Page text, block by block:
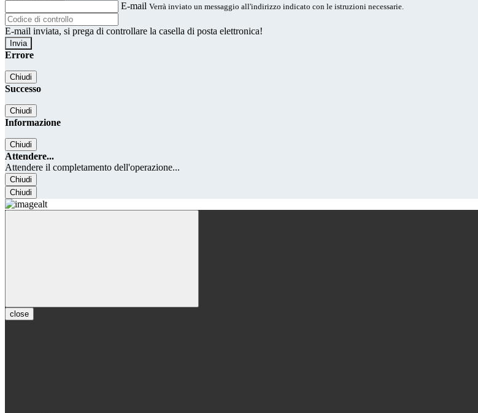
E-mail Verrà inviato un messaggio all'indirizzo indicato con le istruzioni necessarie.
E-mail inviata, si prega di controllare la casella di posta elettronica!
Errore
Chiudi
Successo
Chiudi
Informazione
Chiudi
Attendere...
Attendere il completamento dell'operazione...
Chiudi
Chiudi
close